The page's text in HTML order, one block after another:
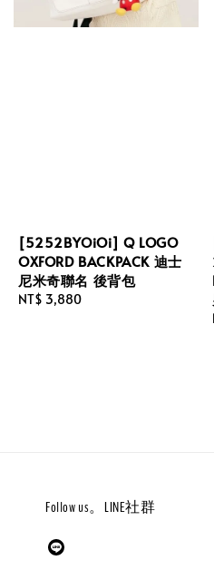
[5252BYOiOi] Q LOGO
OXFORD BACKPACK 迪士
尼米奇聯名 後背包
Regular
NT$ 3,880
Follow us。LINE社群